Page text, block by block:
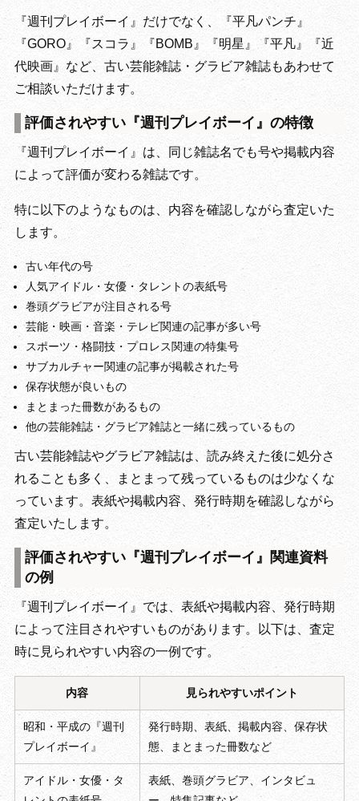
『週刊プレイボーイ』だけでなく、『平凡パンチ』
『GORO』『スコラ』『BOMB』『明星』『平凡』『近
代映画』など、古い芸能雑誌・グラビア雑誌もあわせて
ご相談いただけます。
評価されやすい『週刊プレイボーイ』の特徴
『週刊プレイボーイ』は、同じ雑誌名でも号や掲載内容
によって評価が変わる雑誌です。
特に以下のようなものは、内容を確認しながら査定いた
します。
古い年代の号
人気アイドル・女優・タレントの表紙号
巻頭グラビアが注目される号
芸能・映画・音楽・テレビ関連の記事が多い号
スポーツ・格闘技・プロレス関連の特集号
サブカルチャー関連の記事が掲載された号
保存状態が良いもの
まとまった冊数があるもの
他の芸能雑誌・グラビア雑誌と一緒に残っているもの
古い芸能雑誌やグラビア雑誌は、読み終えた後に処分さ
れることも多く、まとまって残っているものは少なくな
っています。表紙や掲載内容、発行時期を確認しながら
査定いたします。
評価されやすい『週刊プレイボーイ』関連資料
の例
『週刊プレイボーイ』では、表紙や掲載内容、発行時期
によって注目されやすいものがあります。以下は、査定
時に見られやすい内容の一例です。
内容 見られやすいポイント
昭和・平成の『週刊
プレイボーイ』
発行時期、表紙、掲載内容、保存状
態、まとまった冊数など
アイドル・女優・タ
表紙、巻頭グラビア、インタビュ